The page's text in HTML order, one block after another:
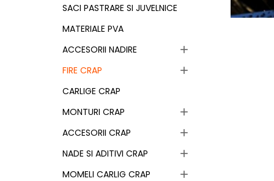
SACI PASTRARE SI JUVELNICE
MATERIALE PVA
ACCESORII NADIRE

FIRE CRAP

CARLIGE CRAP
MONTURI CRAP

ACCESORII CRAP

NADE SI ADITIVI CRAP

MOMELI CARLIG CRAP
